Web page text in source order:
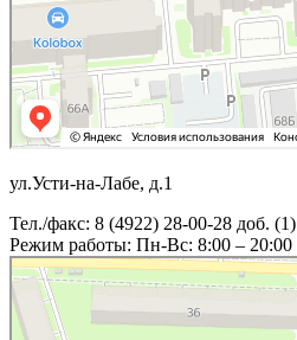
ул.Усти-на-Лабе, д.1
Тел./факс: 8 (4922) 28-00-28 доб. (1)
Режим работы: Пн-Вс: 8:00 – 20:00